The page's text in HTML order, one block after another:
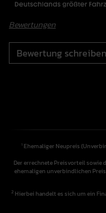
Bewertungen
Bewertung schreiben
1 Ehemaliger Neupreis
Der errechnete Preisvorteil sowie
ehemaligen unverbindlichen
2Hierbei handelt es sich um ein